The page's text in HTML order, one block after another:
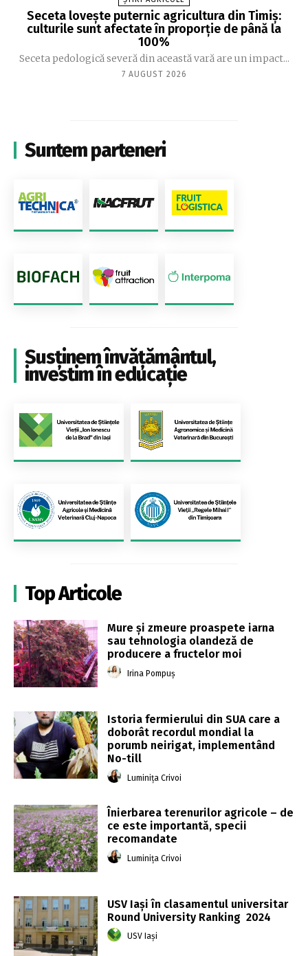
Seceta lovește puternic agricultura din Timiș:
culturile sunt afectate în proporție de până la
100%
Seceta pedologică severă din această vară are un impact...
7 AUGUST 2026
Suntem parteneri
Susținem învățământul,
investim în educație
Top Articole
Mure și zmeure proaspete iarna
sau tehnologia olandeză de
producere a fructelor moi
Irina Pompuș
Istoria fermierului din SUA care a
doborât recordul mondial la
porumb neirigat, implementând
No-till
Luminița Crivoi
Înierbarea terenurilor agricole – de
ce este importantă, specii
recomandate
Luminița Crivoi
USV Iași în clasamentul universitar
Round University Ranking 2024
USV Iași